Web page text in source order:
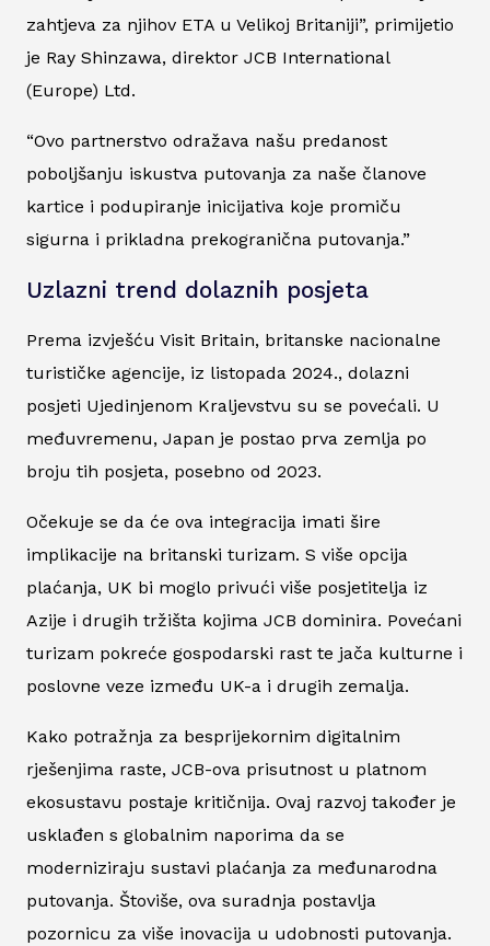
zahtjeva za njihov ETA u Velikoj Britaniji”, primijetio
je Ray Shinzawa, direktor JCB International
(Europe) Ltd.
“Ovo partnerstvo odražava našu predanost
poboljšanju iskustva putovanja za naše članove
kartice i podupiranje inicijativa koje promiču
sigurna i prikladna prekogranična putovanja.”
Uzlazni trend dolaznih posjeta
Prema izvješću Visit Britain, britanske nacionalne
turističke agencije, iz listopada 2024., dolazni
posjeti Ujedinjenom Kraljevstvu su se povećali. U
međuvremenu, Japan je postao prva zemlja po
broju tih posjeta, posebno od 2023.
Očekuje se da će ova integracija imati šire
implikacije na britanski turizam. S više opcija
plaćanja, UK bi moglo privući više posjetitelja iz
Azije i drugih tržišta kojima JCB dominira. Povećani
turizam pokreće gospodarski rast te jača kulturne i
poslovne veze između UK-a i drugih zemalja.
Kako potražnja za besprijekornim digitalnim
rješenjima raste, JCB-ova prisutnost u platnom
ekosustavu postaje kritičnija. Ovaj razvoj također je
usklađen s globalnim naporima da se
moderniziraju sustavi plaćanja za međunarodna
putovanja. Štoviše, ova suradnja postavlja
pozornicu za više inovacija u udobnosti putovanja.